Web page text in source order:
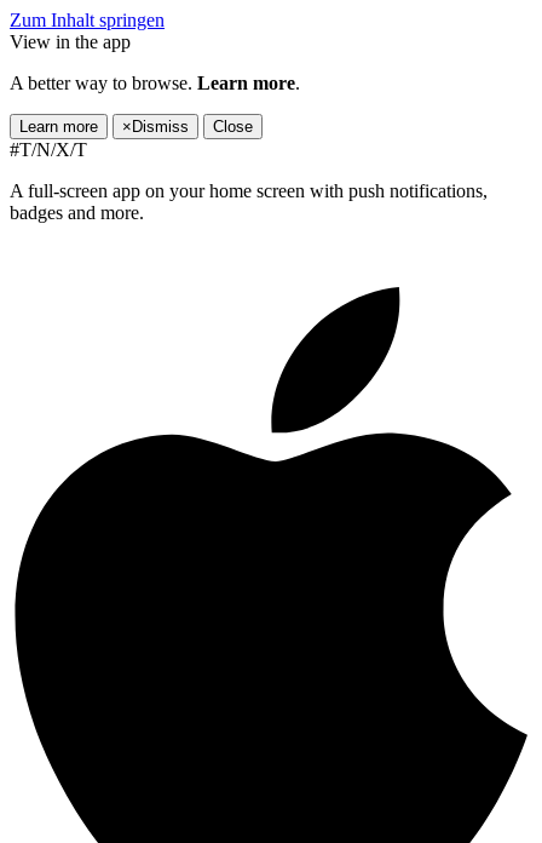
Zum Inhalt springen
View in the app
A better way to browse. Learn more.
Learn more × Dismiss Close
#T/N/X/T
A full-screen app on your home screen with push notifications,
badges and more.